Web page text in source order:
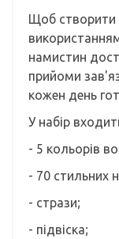
Щоб створити
намистин
прийоми
кожен день
У набір
- 5 кольорів
- 70 стильних
- стрази;
- підвіска;